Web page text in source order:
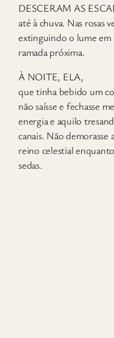
DESCERAM AS
até à chuva. Nas rosas
extinguindo o lume
ramada próxima.
À NOITE, ELA,
que tinha bebido um
não saísse e fechasse
energia e aquilo
canais. Não demorasse
reino celestial
sedas.